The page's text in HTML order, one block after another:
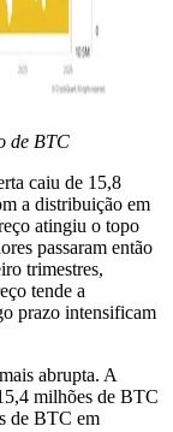
de BTC
caiu de 15,8
a distribuição em
atingiu o topo
passaram então
trimestres,
tende a
prazo intensificam
abrupta. A
milhões de BTC
de BTC em